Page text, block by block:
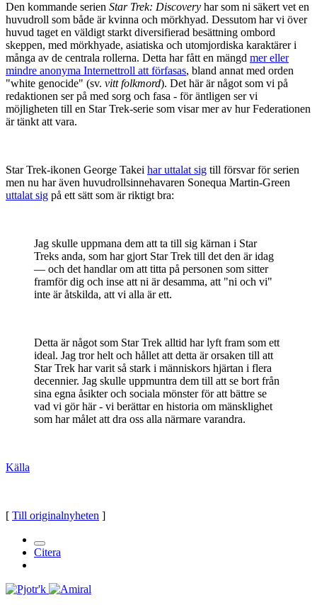
Den kommande serien Star Trek: Discovery har som ni säkert vet en
huvudroll som både är kvinna och mörkhyad. Dessutom har vi över
huvud taget en väldigt starkt diversifierad besättning ombord
skeppen, med mörkhyade, asiatiska och utomjordiska karaktärer i
många av de centrala rollerna. Detta har fått en mängd mer eller
mindre anonyma Internettroll att förfasas, bland annat med orden
"white genocide" (sv. vitt folkmord). Det här är något som vi på
redaktionen ser på med sorg och fasa - för äntligen ser vi
möjligheten till en Star Trek-serie som visar mer av hur Federationen
är tänkt att vara.
Star Trek-ikonen George Takei har uttalat sig till försvar för serien
men nu har även huvudrollsinnehavaren Sonequa Martin-Green
uttalat sig på ett sätt som är riktigt bra:
Jag skulle uppmana dem att ta till sig kärnan i Star
Treks anda, som har gjort Star Trek till det den är idag
— och det handlar om att titta på personen som sitter
framför dig och inse att ni är desamma, att "ni och vi"
inte är åtskilda, att vi alla är ett.
Detta är något som Star Trek alltid har lyft fram som ett
ideal. Jag tror helt och hållet att detta är orsaken till att
Star Trek har varit så stark i människors hjärtan i flera
decennier. Jag skulle uppmuntra dem till att se bort från
sina egna åsikter och sociala mönster för att bättre se
vad vi gör här - vi berättar en historia om mänsklighet
som har målet att dra oss alla närmare varandra.
Källa
[ Till originalnyheten ]
Citera